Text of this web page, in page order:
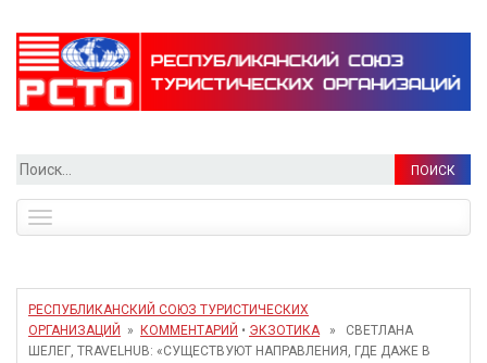
Найти:
navigation
РЕСПУБЛИКАНСКИЙ СОЮЗ ТУРИСТИЧЕСКИХ
ОРГАНИЗАЦИЙ
» КОММЕНТАРИЙ • ЭКЗОТИКА» СВЕТЛАНА
ШЕЛЕГ, TRAVELHUB: «СУЩЕСТВУЮТ НАПРАВЛЕНИЯ, ГДЕ ДАЖЕ В